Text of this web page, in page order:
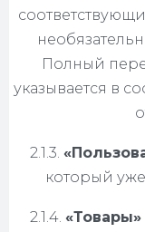
Полный
указывается в
2.1.3.
который
2.1.4. «Товары»